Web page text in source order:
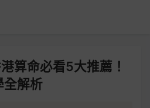
算命必看5大推薦！
全解析